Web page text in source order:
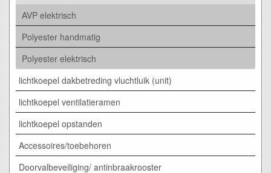
AVP elektrisch
Polyester handmatig
Polyester elektrisch
lichtkoepel dakbetreding vluchtluik (unit)
lichtkoepel ventilatieramen
lichtkoepel opstanden
Accessoires/toebehoren
Doorvalbeveiliging/ antinbraakrooster